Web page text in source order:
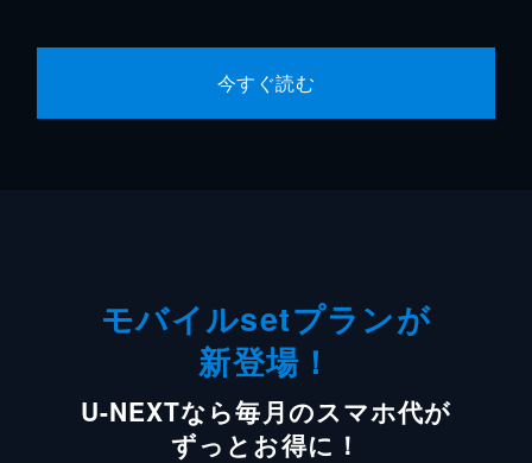
今すぐ読む
モバイルsetプランが
新登場！
U-NEXTなら毎月のスマホ代が
ずっとお得に！